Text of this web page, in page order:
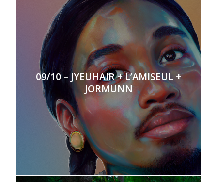
09/10 – JYEUHAIR + L’AMISEUL +
JORMUNN